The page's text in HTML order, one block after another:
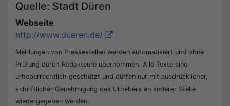
Quelle: Stadt Düren
Webseite
http://www.dueren.de/
Meldungen von Pressestellen werden automatisiert und ohne
Prüfung durch Redakteure übernommen. Alle Texte sind
urheberrechtlich geschützt und dürfen nur mit ausdrücklicher,
schriftlicher Genehmigung des Urhebers an anderer Stelle
wiedergegeben werden.